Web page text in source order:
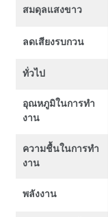
สมดุลแสงขาว
ลดเสียงรบกวน
ทั่วไป
อุณหภูมิในการทํา
งาน
ความชื้นในการทํา
งาน
พลังงาน